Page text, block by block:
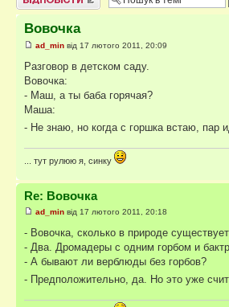
Вовочка
ad_min від 17 лютого 2011, 20:09
Разговор в детском саду.
Вовочка:
- Маш, а ты баба горячая?
Маша:
- Не знаю, но когда с горшка встаю, пар
... тут рулюю я, синку
Re: Вовочка
ad_min від 17 лютого 2011, 20:18
- Вовочка, сколько в природе
- Два. Дромадеры с одним горбом и
- А бывают ли верблюды без горбов?
- Предположительно, да. Но это уже